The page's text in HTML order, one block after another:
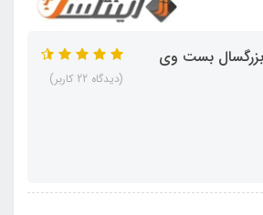
بست وی
(دیدگاه 22 کاربر)